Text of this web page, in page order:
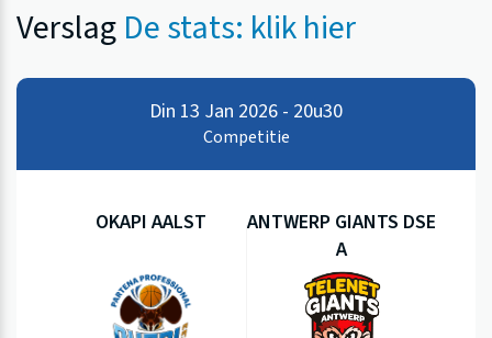
Verslag De stats: klik hier
Din 13 Jan 2026 - 20u30
Competitie
OKAPI AALST
ANTWERP GIANTS DSE
A